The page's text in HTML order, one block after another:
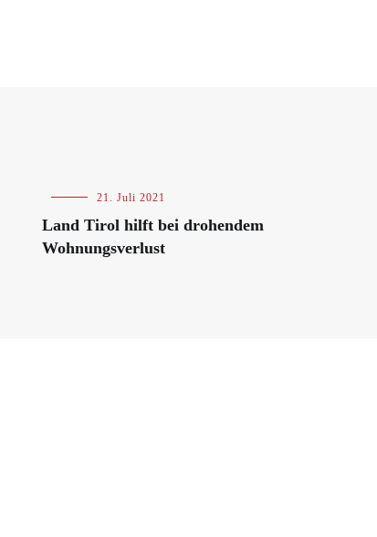
Blog 21. Juli 2021
Land Tirol hilft bei drohendem
Wohnungsverlust